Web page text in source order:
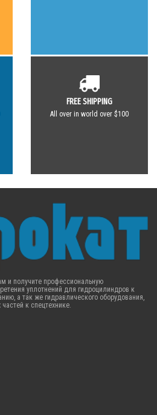
FREE SHIPPING
All over in world over $100
и получите профессиональную
уплотнений для гидроцилиндров к
а так же гидравлического оборудования,
к спецтехнике.